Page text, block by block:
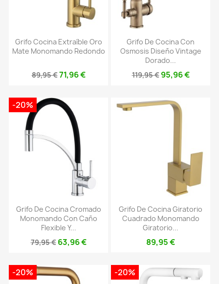
Grifo Cocina Extraíble Oro
Mate Monomando Redondo
89,95 €71,96 €
Grifo De Cocina Con
Osmosis Diseño Vintage
Dorado...
119,95 € 95,96 €
Grifo De Cocina Cromado
Monomando Con Caño
Flexible Y...
79,95 € 63,96 €
-20%
Grifo De Cocina Giratorio
Cuadrado Monomando
Giratorio...
89,95 €
-20% -20%